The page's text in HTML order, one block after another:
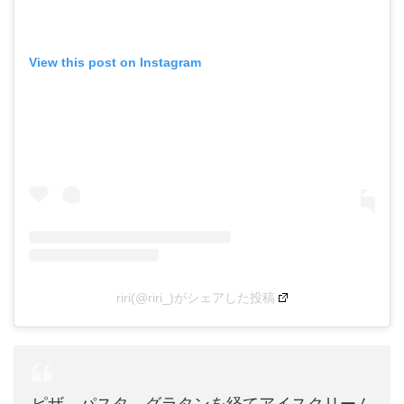
View this post on Instagram
riri(@riri_)がシェアした投稿